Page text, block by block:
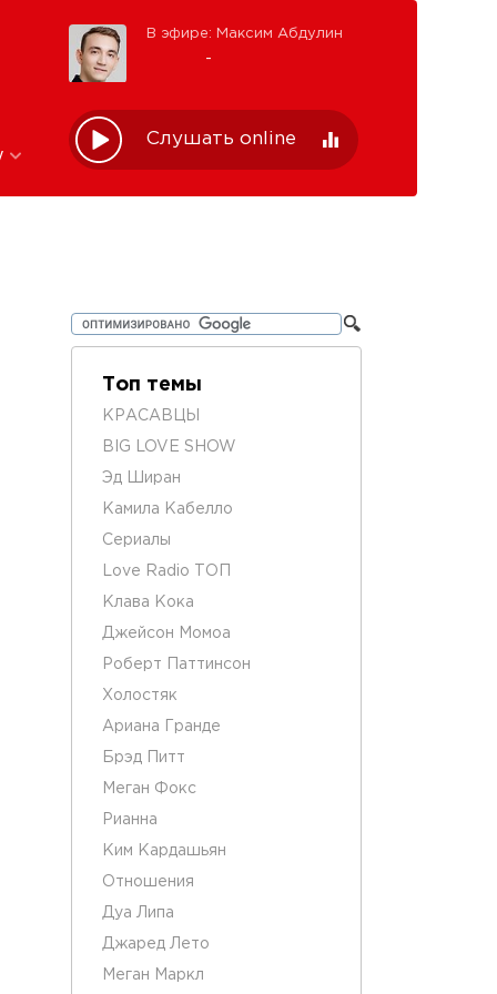
В эфире: Максим Абдулин
Слушать online
Топ темы
КРАСАВЦЫ
BIG LOVE SHOW
Эд Ширан
Камила Кабелло
Сериалы
Love Radio ТОП
Клава Кока
Джейсон Момоа
Роберт Паттинсон
Холостяк
Ариана Гранде
Брэд Питт
Меган Фокс
Рианна
Ким Кардашьян
Отношения
Дуа Липа
Джаред Лето
Меган Маркл